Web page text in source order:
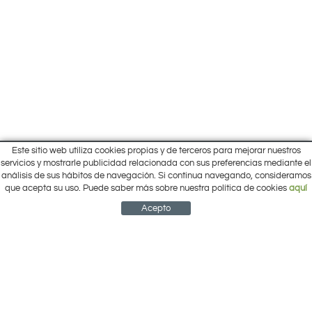
Inicio
Ofertas
Marcas
Pol. Cantalgallo Calle A Naves 10-12
ARACENA (Huelva)
959 12 63 64
info@electrobricogarden.com
CUENTA CESTA
Este sitio web utiliza cookies propias y de terceros para mejorar nuestros
servicios y mostrarle publicidad relacionada con sus preferencias mediante el
análisis de sus hábitos de navegación. Si continua navegando, consideramos
que acepta su uso. Puede saber más sobre nuestra política de cookies aquí
Acepto